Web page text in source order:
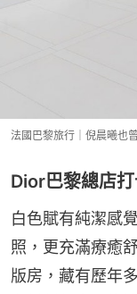
法國巴黎旅行｜倪晨曦也
Dior巴黎總店
白色賦有純潔感
照，更充滿療癒
版房，藏有歷年